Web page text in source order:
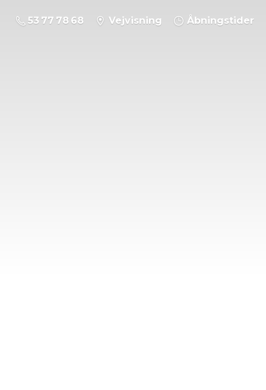
53 77 78 68 Vejvisning Åbningstider